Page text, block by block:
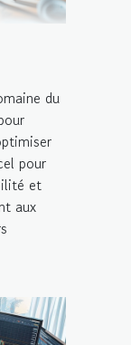
du
pour
et
aux